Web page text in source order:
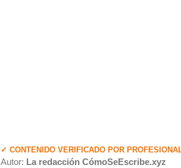
✓ CONTENIDO VERIFICADO POR
Autor: La redacción CómoSeEscribe.xyz